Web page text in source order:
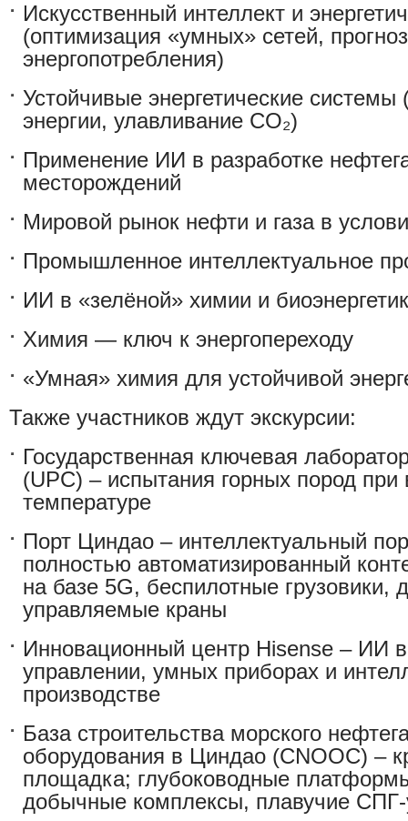
Искусственный интеллект и
(оптимизация «умных» сетей,
энергопотребления)
Устойчивые энергетические
энергии, улавливание CO₂)
Применение ИИ в разработке
месторождений
Мировой рынок нефти и газа в
Промышленное интеллектуальное
ИИ в «зелёной» химии и
Химия — ключ к энергопереходу
«Умная» химия для устойчивой
Также участников ждут экскурсии:
Государственная ключевая
(UPC) – испытания горных пород
температуре
Порт Циндао – интеллектуальный
полностью автоматизированный
на базе 5G, беспилотные грузовики,
управляемые краны
Инновационный центр Hisense – ИИ в
управлении, умных приборах и
производстве
База строительства морского
оборудования в Циндао (CNOOC) –
площадка; глубоководные
добычные комплексы, плавучие СПГ-